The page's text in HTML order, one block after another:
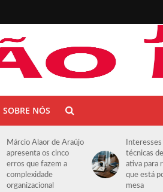
SOBRE NÓS
Márcio Alaor de Araújo
apresenta os cinco
erros que fazem a
complexidade
organizacional
técnicas
ativa para
que está
mesa